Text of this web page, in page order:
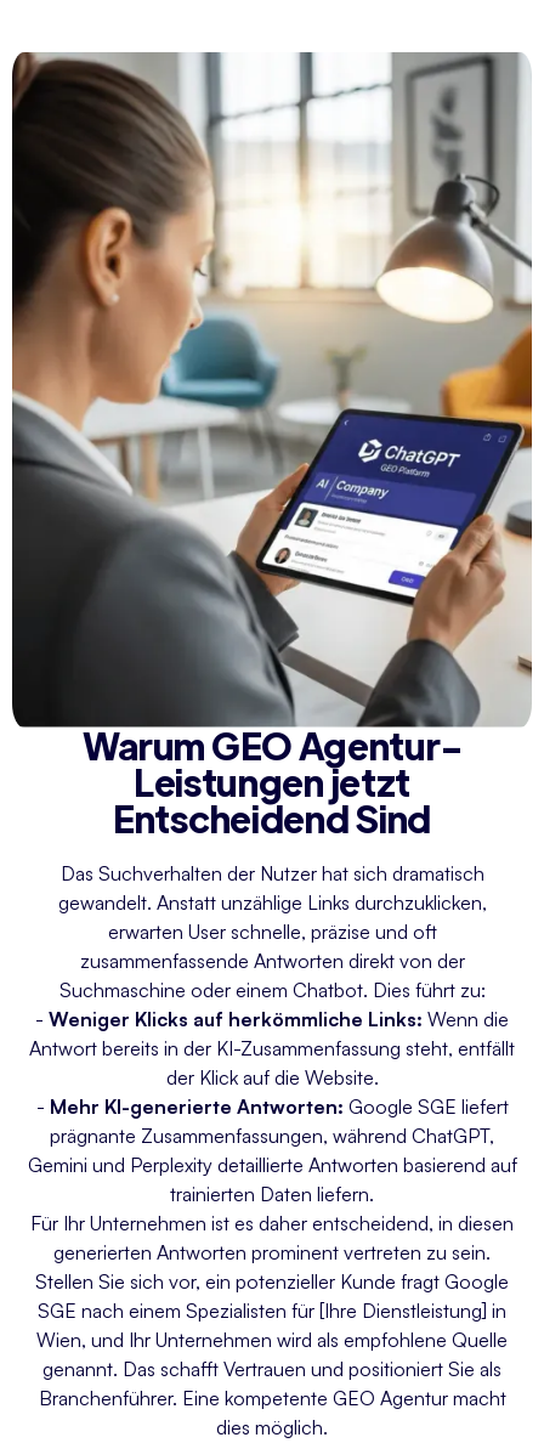
Warum GEO Agentur-
Leistungen jetzt
Entscheidend Sind
Das Suchverhalten der Nutzer hat sich dramatisch
gewandelt. Anstatt unzählige Links durchzuklicken,
erwarten User schnelle, präzise und oft
zusammenfassende Antworten direkt von der
Suchmaschine oder einem Chatbot. Dies führt zu:
- Weniger Klicks auf herkömmliche Links: Wenn die
Antwort bereits in der KI-Zusammenfassung steht, entfällt
der Klick auf die Website.
- Mehr KI-generierte Antworten: Google SGE liefert
prägnante Zusammenfassungen, während ChatGPT,
Gemini und Perplexity detaillierte Antworten basierend auf
trainierten Daten liefern.
Für Ihr Unternehmen ist es daher entscheidend, in diesen
generierten Antworten prominent vertreten zu sein.
Stellen Sie sich vor, ein potenzieller Kunde fragt Google
SGE nach einem Spezialisten für [Ihre Dienstleistung] in
Wien, und Ihr Unternehmen wird als empfohlene Quelle
genannt. Das schafft Vertrauen und positioniert Sie als
Branchenführer. Eine kompetente GEO Agentur macht
dies möglich.